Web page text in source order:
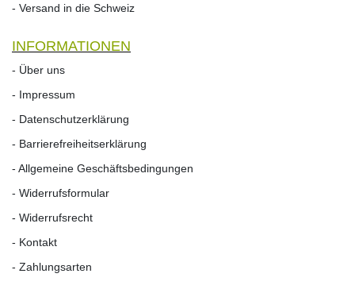
- Versand in die Schweiz
INFORMATIONEN
- Über uns
- Impressum
- Datenschutzerklärung
- Barrierefreiheitserklärung
- Allgemeine Geschäftsbedingungen
- Widerrufsformular
- Widerrufs­recht
- Kontakt
- Zahlungsarten